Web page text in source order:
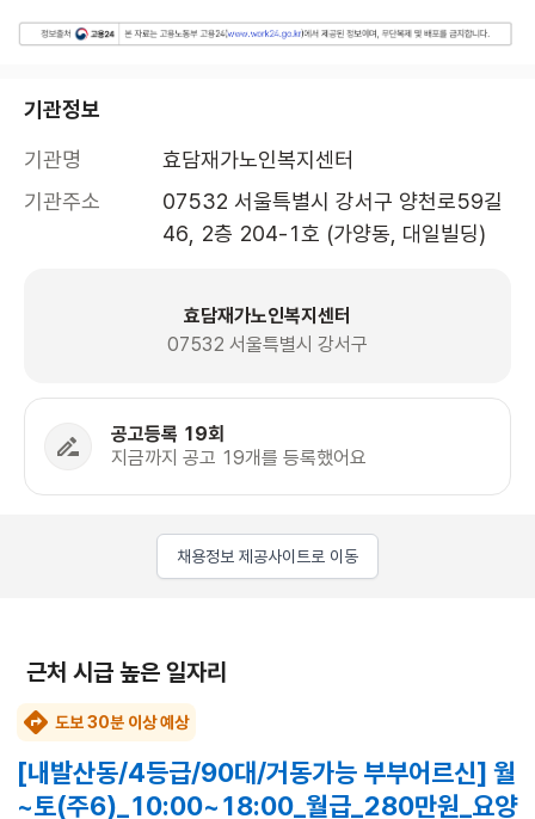
기관정보
기관명
효담재가노인복지센터
기관주소
07532 서울특별시 강서구 양천로59길
46, 2층 204-1호 (가양동, 대일빌딩)
효담재가노인복지센터
07532 서울특별시 강서구
공고등록 19회
지금까지 공고 19개를 등록했어요
채용정보 제공사이트로 이동
근처 시급 높은 일자리
도보 30분 이상 예상
[내발산동/4등급/90대/거동가능 부부어르신] 월
~토(주6)_10:00~18:00_월급_280만원_요양